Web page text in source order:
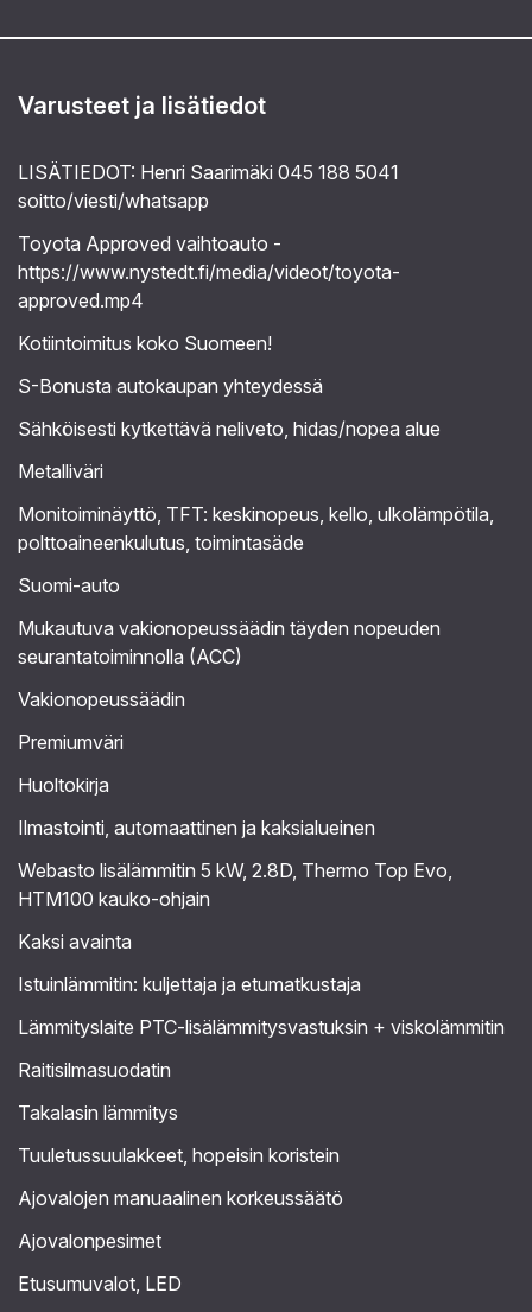
Varusteet ja lisätiedot
LISÄTIEDOT: Henri Saarimäki 045 188 5041
soitto/viesti/whatsapp
Toyota Approved vaihtoauto -
https://www.nystedt.fi/media/videot/toyota-
approved.mp4
Kotiintoimitus koko Suomeen!
S-Bonusta autokaupan yhteydessä
Sähköisesti kytkettävä neliveto, hidas/nopea alue
Metalliväri
Monitoiminäyttö, TFT: keskinopeus, kello, ulkolämpötila,
polttoaineenkulutus, toimintasäde
Suomi-auto
Mukautuva vakionopeussäädin täyden nopeuden
seurantatoiminnolla (ACC)
Vakionopeussäädin
Premiumväri
Huoltokirja
Ilmastointi, automaattinen ja kaksialueinen
Webasto lisälämmitin 5 kW, 2.8D, Thermo Top Evo,
HTM100 kauko-ohjain
Kaksi avainta
Istuinlämmitin: kuljettaja ja etumatkustaja
Lämmityslaite PTC-lisälämmitysvastuksin + viskolämmitin
Raitisilmasuodatin
Takalasin lämmitys
Tuuletussuulakkeet, hopeisin koristein
Ajovalojen manuaalinen korkeussäätö
Ajovalonpesimet
Etusumuvalot, LED